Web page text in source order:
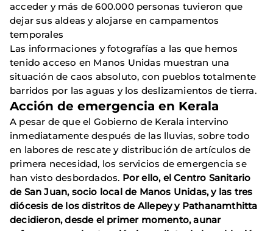
acceder y más de 600.000 personas tuvieron que
dejar sus aldeas y alojarse en campamentos
temporales
Las informaciones y fotografías a las que hemos
tenido acceso en Manos Unidas muestran una
situación de caos absoluto, con pueblos totalmente
barridos por las aguas y los deslizamientos de tierra.
Acción de emergencia en Kerala
A pesar de que el Gobierno de Kerala intervino
inmediatamente después de las lluvias, sobre todo
en labores de rescate y distribución de artículos de
primera necesidad, los servicios de emergencia se
han visto desbordados. Por ello, el Centro Sanitario
de San Juan, socio local de Manos Unidas, y las tres
diócesis de los distritos de Allepey y Pathanamthitta
decidieron, desde el primer momento, aunar